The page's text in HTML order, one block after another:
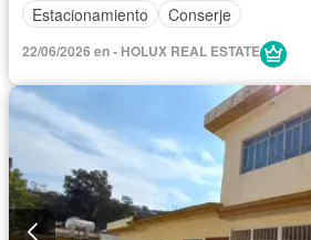
Estacionamiento
Conserje
22/06/2026 en - HOLUX REAL ESTATE